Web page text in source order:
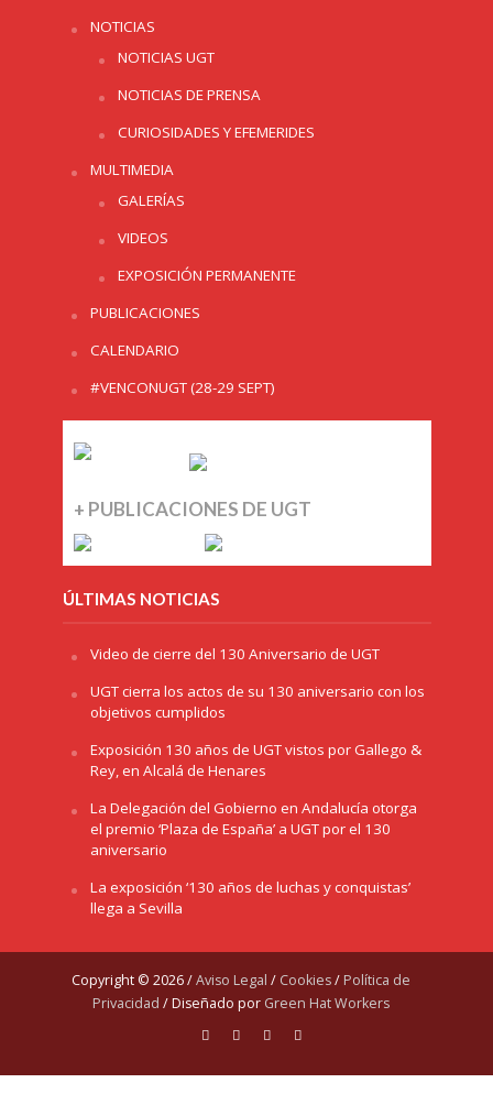
NOTICIAS
NOTICIAS UGT
NOTICIAS DE PRENSA
CURIOSIDADES Y EFEMERIDES
MULTIMEDIA
GALERÍAS
VIDEOS
EXPOSICIÓN PERMANENTE
PUBLICACIONES
CALENDARIO
#VENCONUGT (28-29 SEPT)
+ PUBLICACIONES DE UGT
ÚLTIMAS NOTICIAS
Video de cierre del 130 Aniversario de UGT
UGT cierra los actos de su 130 aniversario con los
objetivos cumplidos
Exposición 130 años de UGT vistos por Gallego &
Rey, en Alcalá de Henares
La Delegación del Gobierno en Andalucía otorga
el premio ‘Plaza de España’ a UGT por el 130
aniversario
La exposición ‘130 años de luchas y conquistas’
llega a Sevilla
Copyright © 2026 /Aviso Legal / Cookies/ Política de
Privacidad / Diseñado por Green Hat Workers